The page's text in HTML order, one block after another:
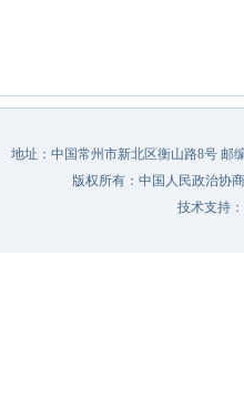
地址：中国常州市新北区衡山路8号 邮
版权所有：中国人民政治协
技术支持：